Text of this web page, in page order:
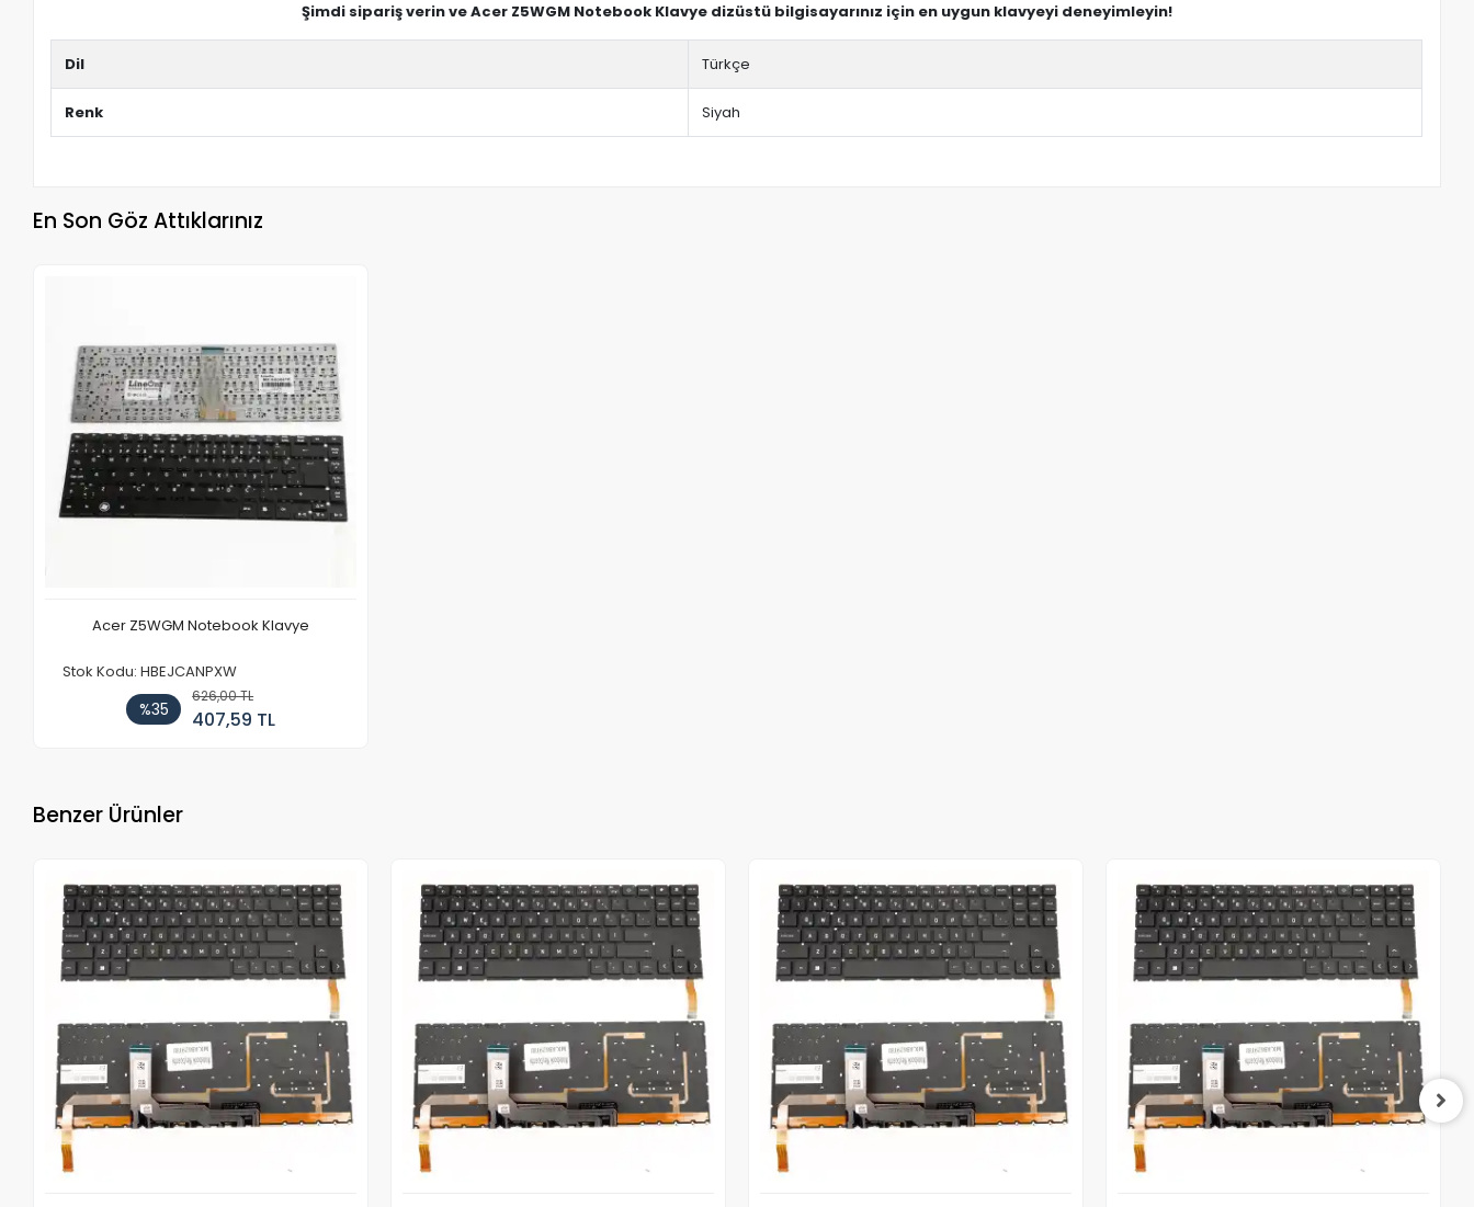
Şimdi sipariş verin ve Acer Z5WGM Notebook Klavye dizüstü bilgisayarınız için en uygun klavyeyi deneyimleyin!
Dil Türkçe
Renk Siyah
En Son Göz Attıklarınız
Acer Z5WGM Notebook Klavye
Stok Kodu: HBEJCANPXW
%35
626,00 TL
407,59 TL
Benzer Ürünler